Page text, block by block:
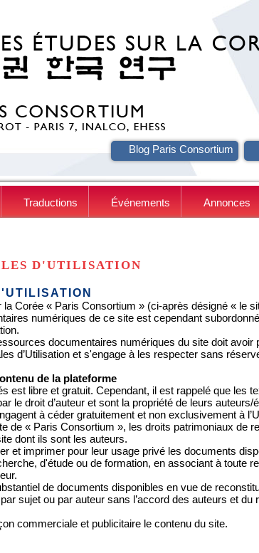
Blog Paris Consortium
Traductions Événements Annonces
D'UTILISATION
la Corée « Paris Consortium » (ci-après désigné « le
numériques de ce site est cependant
documentaires numériques du site doit avoir
d’Utilisation et s'engage à les respecter sans
de la plateforme
est libre et gratuit. Cependant, il est rappelé que les
le droit d’auteur et sont la propriété de leurs auteurs/
à céder gratuitement et non exclusivement à
de « Paris Consortium », les droits patrimoniaux de
dont ils sont les auteurs.
et imprimer pour leur usage privé les documents
d'étude ou de formation, en associant à toute
de documents disponibles en vue de
sujet ou par auteur sans l’accord des auteurs et du
commerciale et publicitaire le contenu du site.